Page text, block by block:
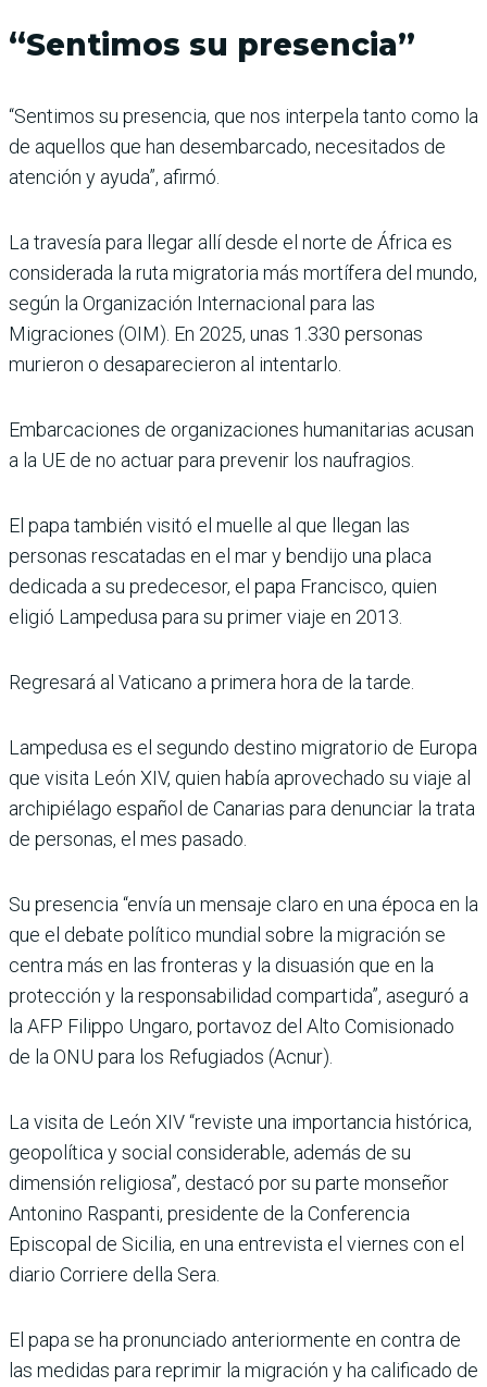
“Sentimos su presencia”
“Sentimos su presencia, que nos interpela tanto como la
de aquellos que han desembarcado, necesitados de
atención y ayuda”, afirmó.
La travesía para llegar allí desde el norte de África es
considerada la ruta migratoria más mortífera del mundo,
según la Organización Internacional para las
Migraciones (OIM). En 2025, unas 1.330 personas
murieron o desaparecieron al intentarlo.
Embarcaciones de organizaciones humanitarias acusan
a la UE de no actuar para prevenir los naufragios.
El papa también visitó el muelle al que llegan las
personas rescatadas en el mar y bendijo una placa
dedicada a su predecesor, el papa Francisco, quien
eligió Lampedusa para su primer viaje en 2013.
Regresará al Vaticano a primera hora de la tarde.
Lampedusa es el segundo destino migratorio de Europa
que visita León XIV, quien había aprovechado su viaje al
archipiélago español de Canarias para denunciar la trata
de personas, el mes pasado.
Su presencia “envía un mensaje claro en una época en la
que el debate político mundial sobre la migración se
centra más en las fronteras y la disuasión que en la
protección y la responsabilidad compartida”, aseguró a
la AFP Filippo Ungaro, portavoz del Alto Comisionado
de la ONU para los Refugiados (Acnur).
La visita de León XIV “reviste una importancia histórica,
geopolítica y social considerable, además de su
dimensión religiosa”, destacó por su parte monseñor
Antonino Raspanti, presidente de la Conferencia
Episcopal de Sicilia, en una entrevista el viernes con el
diario Corriere della Sera.
El papa se ha pronunciado anteriormente en contra de
las medidas para reprimir la migración y ha calificado de